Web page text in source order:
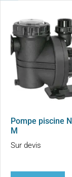
Pompe piscine
M
Sur devis